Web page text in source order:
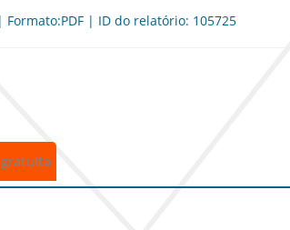
| ID do relatório: 105725